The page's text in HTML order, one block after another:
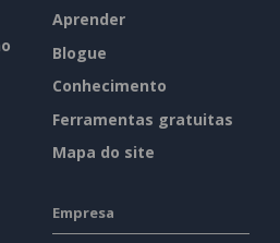
Aprender
Blogue
Conhecimento
Ferramentas gratuitas
Mapa do site
Empresa